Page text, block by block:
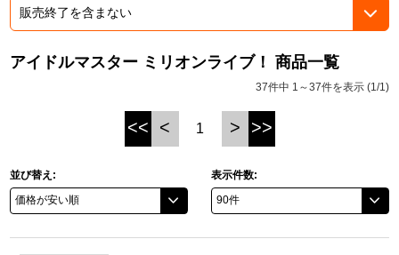
ラブライブ！サンシャイン‼
アイドリッシュセブン
モフモフパレード
アイドルマスター ミリオンライブ！ 商品一覧
37件中 1～37件を表示 (1/1)
<< < 1 > >>
並び替え: 表示件数: